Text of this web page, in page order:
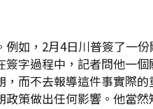
如，2月4日川普簽了一
字過程中，記者問他一
而不去報導這件事實際
策做出任何影響。他當